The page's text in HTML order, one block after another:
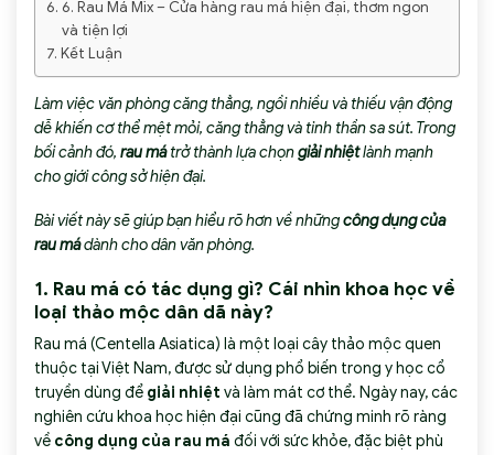
6. Rau Má Mix – Cửa hàng rau má hiện đại, thơm ngon
và tiện lợi
Kết Luận
Làm việc văn phòng căng thẳng, ngồi nhiều và thiếu vận động
dễ khiến cơ thể mệt mỏi, căng thẳng và tinh thần sa sút. Trong
bối cảnh đó, rau mátrở thành lựa chọngiải nhiệtlành mạnh
cho giới công sở hiện đại.
Bài viết này sẽ giúp bạn hiểu rõ hơn về nhữngcông dụng của
rau mádành cho dân văn phòng.
1. Rau má có tác dụng gì? Cái nhìn khoa học về
loại thảo mộc dân dã này?
Rau má (Centella Asiatica) là một loại cây thảo mộc quen
thuộc tại Việt Nam, được sử dụng phổ biến trong y học cổ
truyền dùng để giải nhiệt và làm mát cơ thể. Ngày nay, các
nghiên cứu khoa học hiện đại cũng đã chứng minh rõ ràng
về công dụng của rau má đối với sức khỏe, đặc biệt phù